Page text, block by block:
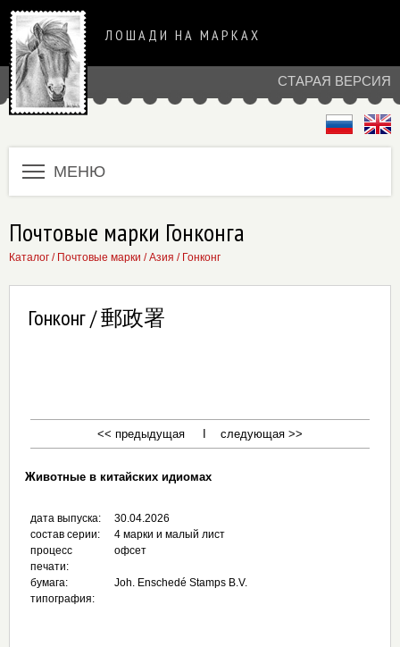
СТАРАЯ ВЕРСИЯ
ЛОШАДИ НА МАРКАХ
МЕНЮ
Почтовые марки Гонконга
Каталог / Почтовые марки /Азия / Гонконг
Гонконг / 郵政署
<< предыдущая I следующая >>
Животные в китайских идиомах
дата выпуска:
состав серии:
процесс
печати:
бумага:
типография:
30.04.2026
4 марки и малый лист
офсет
Joh. Enschedé Stamps B.V.